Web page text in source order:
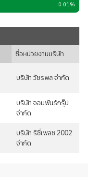
0.01%
ชื่อหน่วยงานบริษัท
บริษัท วัชรพล จำกัด
บริษัท จอมพันธ์กรุ๊ป
จำกัด
บริษัท ริชี่เพลซ 2002
จำกัด